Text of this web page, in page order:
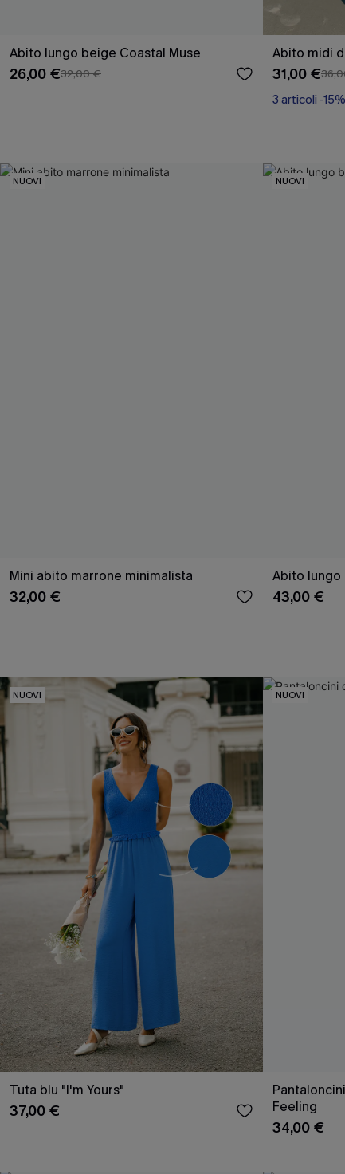
Abito lungo beige Coastal Muse
26,00 €32,00 €
Abito midi
31,00 €
3 articoli -15%
NUOVI
Mini abito marrone minimalista
32,00 €
NUOVI
Abito lungo
43,00 €
NUOVI
Tuta blu "I'm Yours"
37,00 €
NUOVI
Feeling
34,00 €